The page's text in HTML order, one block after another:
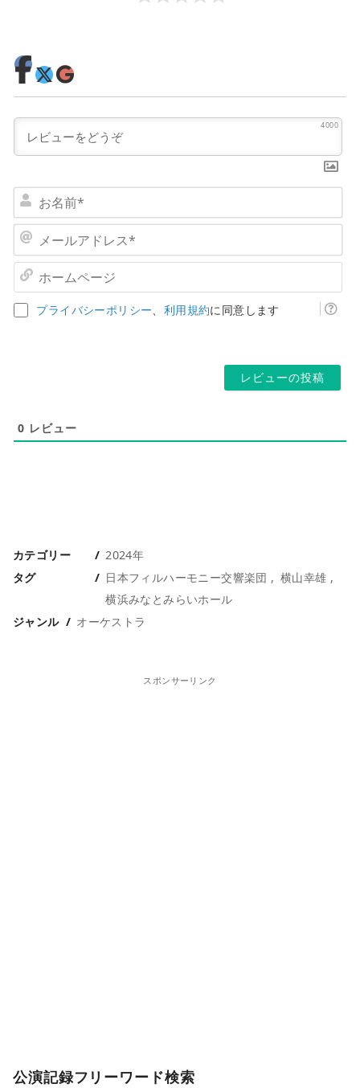
4000
名
ア
ー
プライバシーポリシー、 利用規約に同意します
0 レビュー
カテゴリー
2024年
タグ
日本フィルハーモニー交響楽団
横山幸雄
横浜みなとみらいホール
ジャンル
オーケストラ
スポンサーリンク
公演記録フリーワード検索